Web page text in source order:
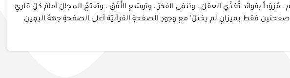
مُزوّداً بفوائد تُغذّي العقلَ ، وتنمّي الفكرَ ، وتوسّع الأُفُق ، وتفتحُ المجالَ أمامَ كلّ قارئٍ
صفحتين فقط بميزانٍ لم يختلّ' مع وجودِ الصفحةِ القرآنيّة أعلى الصفحةِ جهةَ اليمِين